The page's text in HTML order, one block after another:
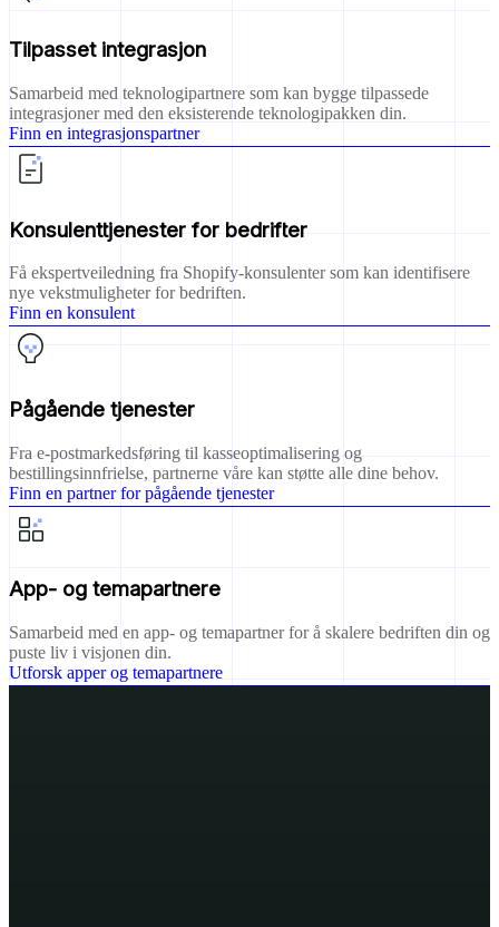
Tilpasset integrasjon
Samarbeid med teknologipartnere som kan bygge tilpassede
integrasjoner med den eksisterende teknologipakken din.
Finn en integrasjonspartner
Konsulenttjenester for bedrifter
Få ekspertveiledning fra Shopify-konsulenter som kan identifisere
nye vekstmuligheter for bedriften.
Finn en konsulent
Pågående tjenester
Fra e-postmarkedsføring til kasseoptimalisering og
bestillingsinnfrielse, partnerne våre kan støtte alle dine behov.
Finn en partner for pågående tjenester
App- og temapartnere
Samarbeid med en app- og temapartner for å skalere bedriften din og
puste liv i visjonen din.
Utforsk apper og temapartnere